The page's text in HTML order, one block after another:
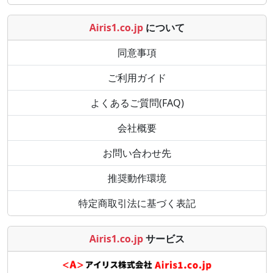
Airis1.co.jp について
同意事項
ご利用ガイド
よくあるご質問(FAQ)
会社概要
お問い合わせ先
推奨動作環境
特定商取引法に基づく表記
Airis1.co.jpサービス